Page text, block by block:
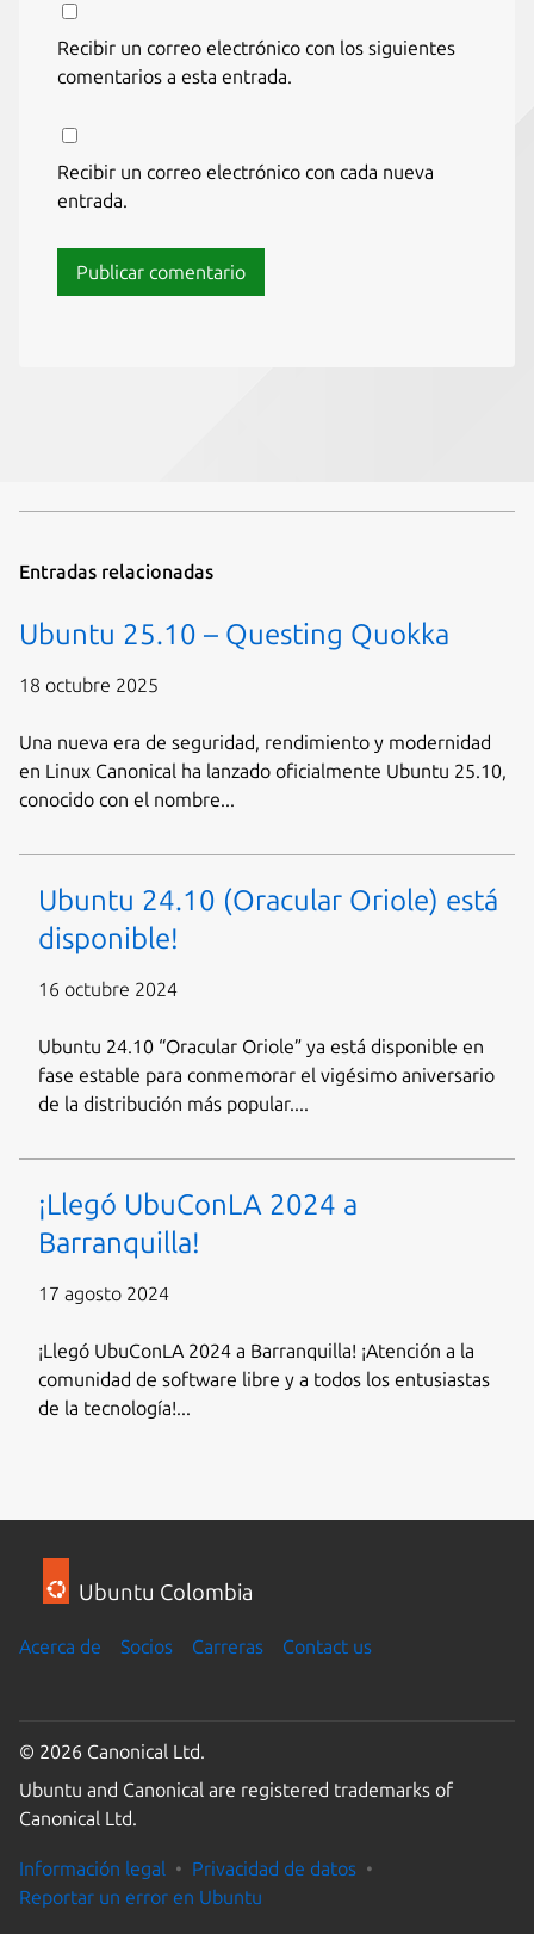
Recibir un correo electrónico con los siguientes
comentarios a esta entrada.
Recibir un correo electrónico con cada nueva
entrada.
Entradas relacionadas
Ubuntu 25.10 – Questing Quokka
18 octubre 2025
Una nueva era de seguridad, rendimiento y modernidad
en Linux Canonical ha lanzado oficialmente Ubuntu 25.10,
conocido con el nombre...
Ubuntu 24.10 (Oracular Oriole) está
disponible!
16 octubre 2024
Ubuntu 24.10 “Oracular Oriole” ya está disponible en
fase estable para conmemorar el vigésimo aniversario
de la distribución más popular....
¡Llegó UbuConLA 2024 a
Barranquilla!
17 agosto 2024
¡Llegó UbuConLA 2024 a Barranquilla! ¡Atención a la
comunidad de software libre y a todos los entusiastas
de la tecnología!...
Ubuntu Colombia
Acerca de Socios Carreras Contact us
© 2026 Canonical Ltd.
Ubuntu and Canonical are registered trademarks of
Canonical Ltd.
Información legal
Privacidad de datos
Reportar un error en Ubuntu